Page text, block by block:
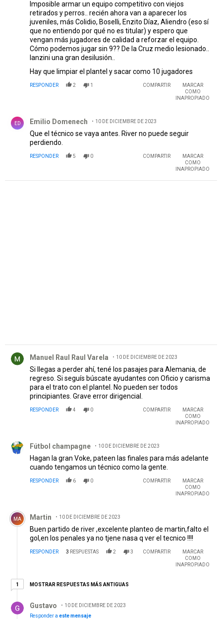
Imposible armar un equipo competitivo con viejos
retirados y perros.. recién ahora van a aparecer los
juveniles, más Colidio, Boselli, Enzito Díaz, Aliendro (eso sí
que no entiendo por qué no es titular) y espero que
vengan más jugadores de calidad a reforzar el equipo.
Cómo podemos jugar sin 9?? De la Cruz medio lesionado..
lanzini una gran desilusión..
Hay que limpiar el plantel y sacar como 10 jugadores
RESPONDER 2 1 COMPARTIR
MARCAR
COMO
INAPROPIADO
ED Emilio Domenech 10 DE DICIEMBRE DE 2023
Que el técnico se vaya antes. River no puede seguir
perdiendo.
RESPONDER 5 0 COMPARTIR
MARCAR
COMO
INAPROPIADO
Manuel Raul Raul Varela 10 DE DICIEMBRE DE 2023
Si llegas a perder ahí, tené los pasajes para Alemania, de
regreso. Si seguís búscate ayudantes con Oficio y carisma
para el trato con el plantel. No pueden ser todos
principiantes. Grave error dirigencial.
RESPONDER 4 0 COMPARTIR
MARCAR
COMO
INAPROPIADO
Fútbol champagne 10 DE DICIEMBRE DE 2023
Hagan la gran Voke, pateen las finales para más adelante
cuando tengamos un técnico como la gente.
RESPONDER 6 0 COMPARTIR
MARCAR
COMO
INAPROPIADO
Comentario de Martin.
MA Martin 10 DE DICIEMBRE DE 2023
Buen partido de river ,excelente planteo de martin,falto el
gol,en los penales ya no tjene nasa q ver el tecnico !!!!
RESPONDER 3 RESPUESTAS 2 3 COMPARTIR
MARCAR
COMO
INAPROPIADO
11 respuesta más antiguas
MOSTRAR RESPUESTAS MÁS ANTIGUAS
Gustavo
10 DE DICIEMBRE DE 2023
Responder a este mensaje